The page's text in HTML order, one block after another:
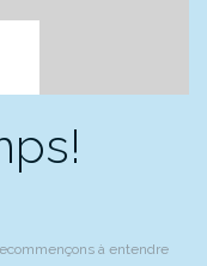
à entendre